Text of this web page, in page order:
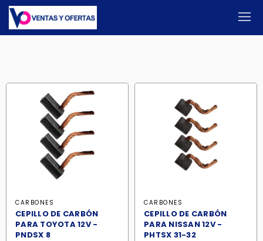
CARBONES
CEPILLO DE CARBÓN
PARA TOYOTA 12V -
PNDSX 8
CARBONES
CEPILLO DE CARBÓN
PARA NISSAN 12V -
PHTSX 31-32